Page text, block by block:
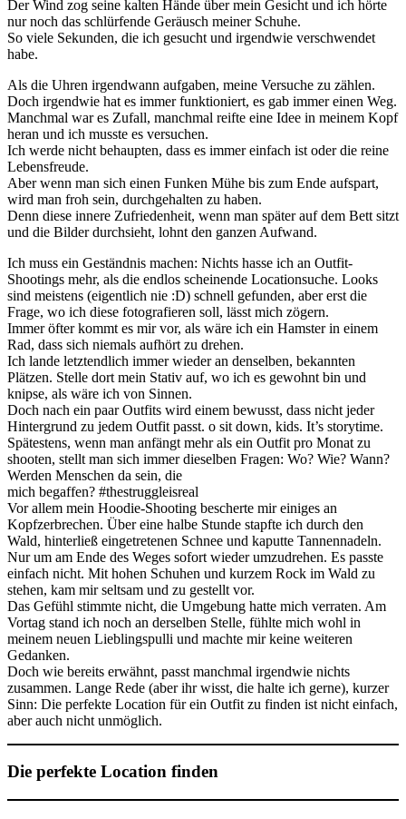
Der Wind zog seine kalten Hände über mein Gesicht und ich hörte
nur noch das schlürfende Geräusch meiner Schuhe.
So viele Sekunden, die ich gesucht und irgendwie verschwendet
habe.
Als die Uhren irgendwann aufgaben, meine Versuche zu zählen.
Doch irgendwie hat es immer funktioniert, es gab immer einen Weg.
Manchmal war es Zufall, manchmal reifte eine Idee in meinem Kopf
heran und ich musste es versuchen.
Ich werde nicht behaupten, dass es immer einfach ist oder die reine
Lebensfreude.
Aber wenn man sich einen Funken Mühe bis zum Ende aufspart,
wird man froh sein, durchgehalten zu haben.
Denn diese innere Zufriedenheit, wenn man später auf dem Bett sitzt
und die Bilder durchsieht, lohnt den ganzen Aufwand.
Ich muss ein Geständnis machen: Nichts hasse ich an Outfit-
Shootings mehr, als die endlos scheinende Locationsuche. Looks
sind meistens (eigentlich nie :D) schnell gefunden, aber erst die
Frage, wo ich diese fotografieren soll, lässt mich zögern.
Immer öfter kommt es mir vor, als wäre ich ein Hamster in einem
Rad, dass sich niemals aufhört zu drehen.
Ich lande letztendlich immer wieder an denselben, bekannten
Plätzen. Stelle dort mein Stativ auf, wo ich es gewohnt bin und
knipse, als wäre ich von Sinnen.
Doch nach ein paar Outfits wird einem bewusst, dass nicht jeder
Hintergrund zu jedem Outfit passt. o sit down, kids. It’s storytime.
Spätestens, wenn man anfängt mehr als ein Outfit pro Monat zu
shooten, stellt man sich immer dieselben Fragen: Wo? Wie? Wann?
Werden Menschen da sein, die
mich begaffen? #thestruggleisreal
Vor allem mein Hoodie-Shooting bescherte mir einiges an
Kopfzerbrechen. Über eine halbe Stunde stapfte ich durch den
Wald, hinterließ eingetretenen Schnee und kaputte Tannennadeln.
Nur um am Ende des Weges sofort wieder umzudrehen. Es passte
einfach nicht. Mit hohen Schuhen und kurzem Rock im Wald zu
stehen, kam mir seltsam und zu gestellt vor.
Das Gefühl stimmte nicht, die Umgebung hatte mich verraten. Am
Vortag stand ich noch an derselben Stelle, fühlte mich wohl in
meinem neuen Lieblingspulli und machte mir keine weiteren
Gedanken.
Doch wie bereits erwähnt, passt manchmal irgendwie nichts
zusammen. Lange Rede (aber ihr wisst, die halte ich gerne), kurzer
Sinn: Die perfekte Location für ein Outfit zu finden ist nicht einfach,
aber auch nicht unmöglich.
Die perfekte Location finden